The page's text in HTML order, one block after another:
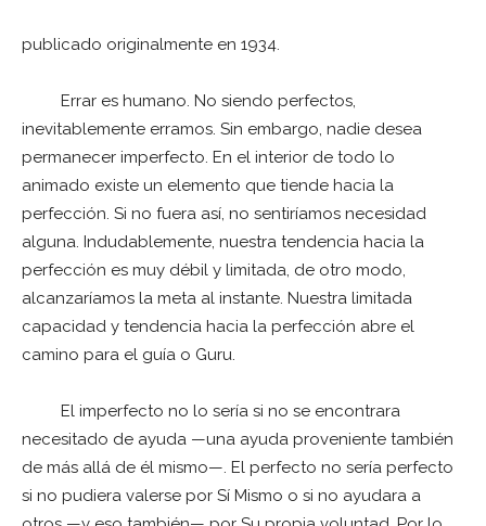
publicado originalmente en 1934.
Errar es humano. No siendo perfectos,
inevitablemente erramos. Sin embargo, nadie desea
permanecer imperfecto. En el interior de todo lo
animado existe un elemento que tiende hacia la
perfección. Si no fuera así, no sentiríamos necesidad
alguna. Indudablemente, nuestra tendencia hacia la
perfección es muy débil y limitada, de otro modo,
alcanzaríamos la meta al instante. Nuestra limitada
capacidad y tendencia hacia la perfección abre el
camino para el guía o Guru.
El imperfecto no lo sería si no se encontrara
necesitado de ayuda —una ayuda proveniente también
de más allá de él mismo—. El perfecto no sería perfecto
si no pudiera valerse por Sí Mismo o si no ayudara a